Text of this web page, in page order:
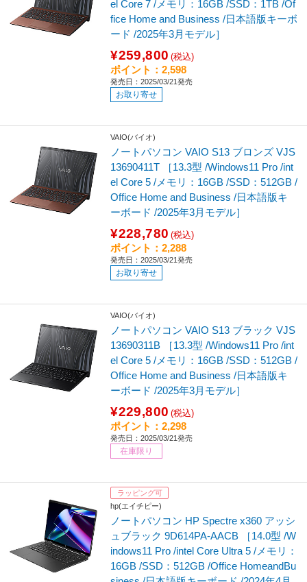
el Core 7 /メモリ：16GB /SSD：1TB /Of
fice Home and Business /日本語版キーボ
ード /2025年3月モデル］
¥259,800 (税込)
ポイント：2,598
発売日：2025/03/21発売
お取り寄せ
VAIO(バイオ)
ノートパソコン VAIO S13 ブロンズ VJS
13690411T ［13.3型 /Windows11 Pro /int
el Core 5 /メモリ：16GB /SSD：512GB /
Office Home and Business /日本語版キ
ーボード /2025年3月モデル］
¥228,780 (税込)
ポイント：2,288
発売日：2025/03/21発売
お取り寄せ
VAIO(バイオ)
ノートパソコン VAIO S13 ブラック VJS
13690311B ［13.3型 /Windows11 Pro /int
el Core 5 /メモリ：16GB /SSD：512GB /
Office Home and Business /日本語版キ
ーボード /2025年3月モデル］
¥229,800 (税込)
ポイント：2,298
発売日：2025/03/21発売
在庫限り
ラッピング可
hp(エイチピー)
ノートパソコン HP Spectre x360 アッシ
ュブラック 9D614PA-AACB ［14.0型 /W
indows11 Pro /intel Core Ultra 5 /メモリ：
16GB /SSD：512GB /Office HomeandBu